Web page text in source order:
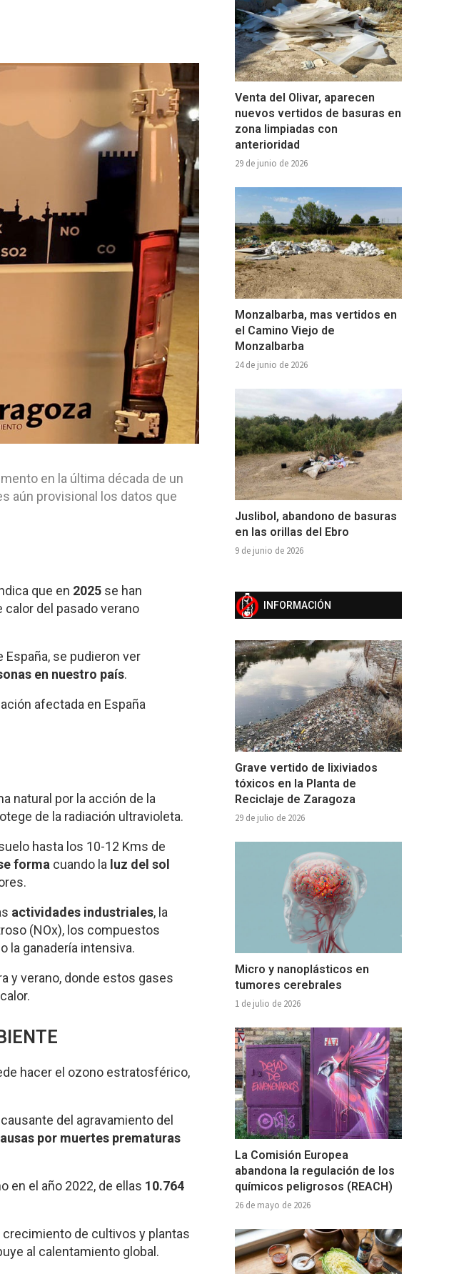
en la última década de un
aún provisional los datos que
que en 2025 se han
calor del pasado verano
España, se pudieron ver
en nuestro país.
afectada en España
natural por la acción de la
de la radiación ultravioleta.
hasta los 10-12 Kms de
forma cuando la luz del sol
actividades industriales, la
(NOx), los compuestos
la ganadería intensiva.
y verano, donde estos gases
hacer el ozono estratosférico,
del agravamiento del
por muertes prematuras
en el año 2022, de ellas 10.764
de cultivos y plantas
al calentamiento global.
Venta del Olivar, aparecen
nuevos vertidos de basuras en
zona limpiadas con
anterioridad
29 de junio de 2026
Monzalbarba, mas vertidos en
el Camino Viejo de
Monzalbarba
24 de junio de 2026
Juslibol, abandono de basuras
en las orillas del Ebro
9 de junio de 2026
INFORMACIÓN
Grave vertido de lixiviados
tóxicos en la Planta de
Reciclaje de Zaragoza
29 de julio de 2026
Micro y nanoplásticos en
tumores cerebrales
1 de julio de 2026
La Comisión Europea
abandona la regulación de los
químicos peligrosos (REACH)
26 de mayo de 2026